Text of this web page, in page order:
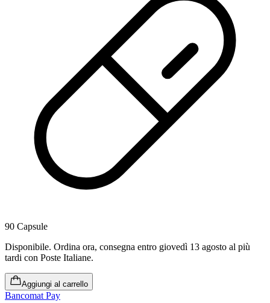
90 Capsule
Disponibile. Ordina ora, consegna entro giovedì 13 agosto al più
tardi con Poste Italiane.
Aggiungi al carrello
Bancomat Pay